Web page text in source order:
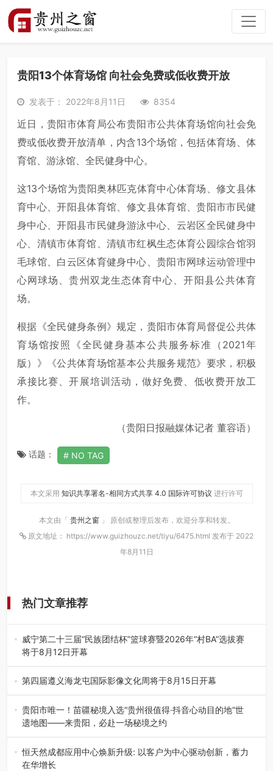
贵阳13个体育场馆 向社会免费或低收费开放
发表于： 2022年8月11日 8354
近日，贵阳市体育局公布贵阳市公共体育场馆向社会免
费或低收费开放清单，内含13个场馆，包括体育场、体
育馆、游泳馆、全民健身中心。
这13个场馆为贵阳奥林匹克体育中心体育场、修文县体
育中心、开阳县体育馆、修文县体育馆、贵阳市市民健
身中心、开阳县市民健身游泳中心、云岩区全民健身中
心、清镇市体育馆、清镇市红枫生态体育公园综合馆羽
毛球馆、白云区体育健身中心、贵阳市网球运动管理中
心网球场、贵州双龙生态体育中心、开阳县公共体育
场。
根据《全民健身条例》规定，贵阳市体育局督促公共体
育场馆按照《全民健身基本公共服务标准（2021年
版）》《公共体育场馆基本公共服务规范》要求，积极
承接比赛、开展培训活动，做好免费、低收费开放工
作。
（贵阳日报融媒体记者 董容语）
话题： NO TAG
本文采用 知识共享署名-相同方式共享 4.0 国际许可协议 进行许可
本文由「 贵州之窗 」 原创或整理后发布，欢迎分享和转发。
原文地址： https://www.guizhouzc.net/tiyu/6475.html 发布于 2022
年8月11日
热门文章推荐
威宁第二十三届“民族团结杯”篮球赛暨2026年“村BA”选拔赛
将于8月12日开幕
8月7日，威宁彝族回族苗族自治县第二十三届“民族团结
杯”篮球赛暨2026年“村B…
第四届遵义海龙屯国际影像文化周将于8月15日开幕
8月7日，第四届遵义海龙屯国际影像文化周媒体通气会在世
界文化遗产地海龙屯核心景区…
贵阳市唯一！苗疆秘境入选“贵州很值得·抖音心动目的地”世
遗地图——来贵阳，必赴一场秘境之约
2026年7月21日，2026年“贵州很值得”暨抖音“心动目的
地”（贵州站）主题…
恒天然成都应用中心焕新升级: 以客户为中心驱动创新，蓄力
在华增长